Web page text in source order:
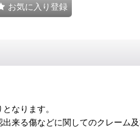
お気に入り登録
なります。
る傷などに関してのクレーム